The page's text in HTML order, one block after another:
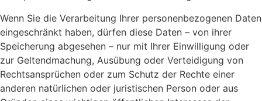
Wenn Sie die Verarbeitung Ihrer personenbezogenen Daten
eingeschränkt haben, dürfen diese Daten – von ihrer
Speicherung abgesehen – nur mit Ihrer Einwilligung oder
zur Geltendmachung, Ausübung oder Verteidigung von
Rechtsansprüchen oder zum Schutz der Rechte einer
anderen natürlichen oder juristischen Person oder aus